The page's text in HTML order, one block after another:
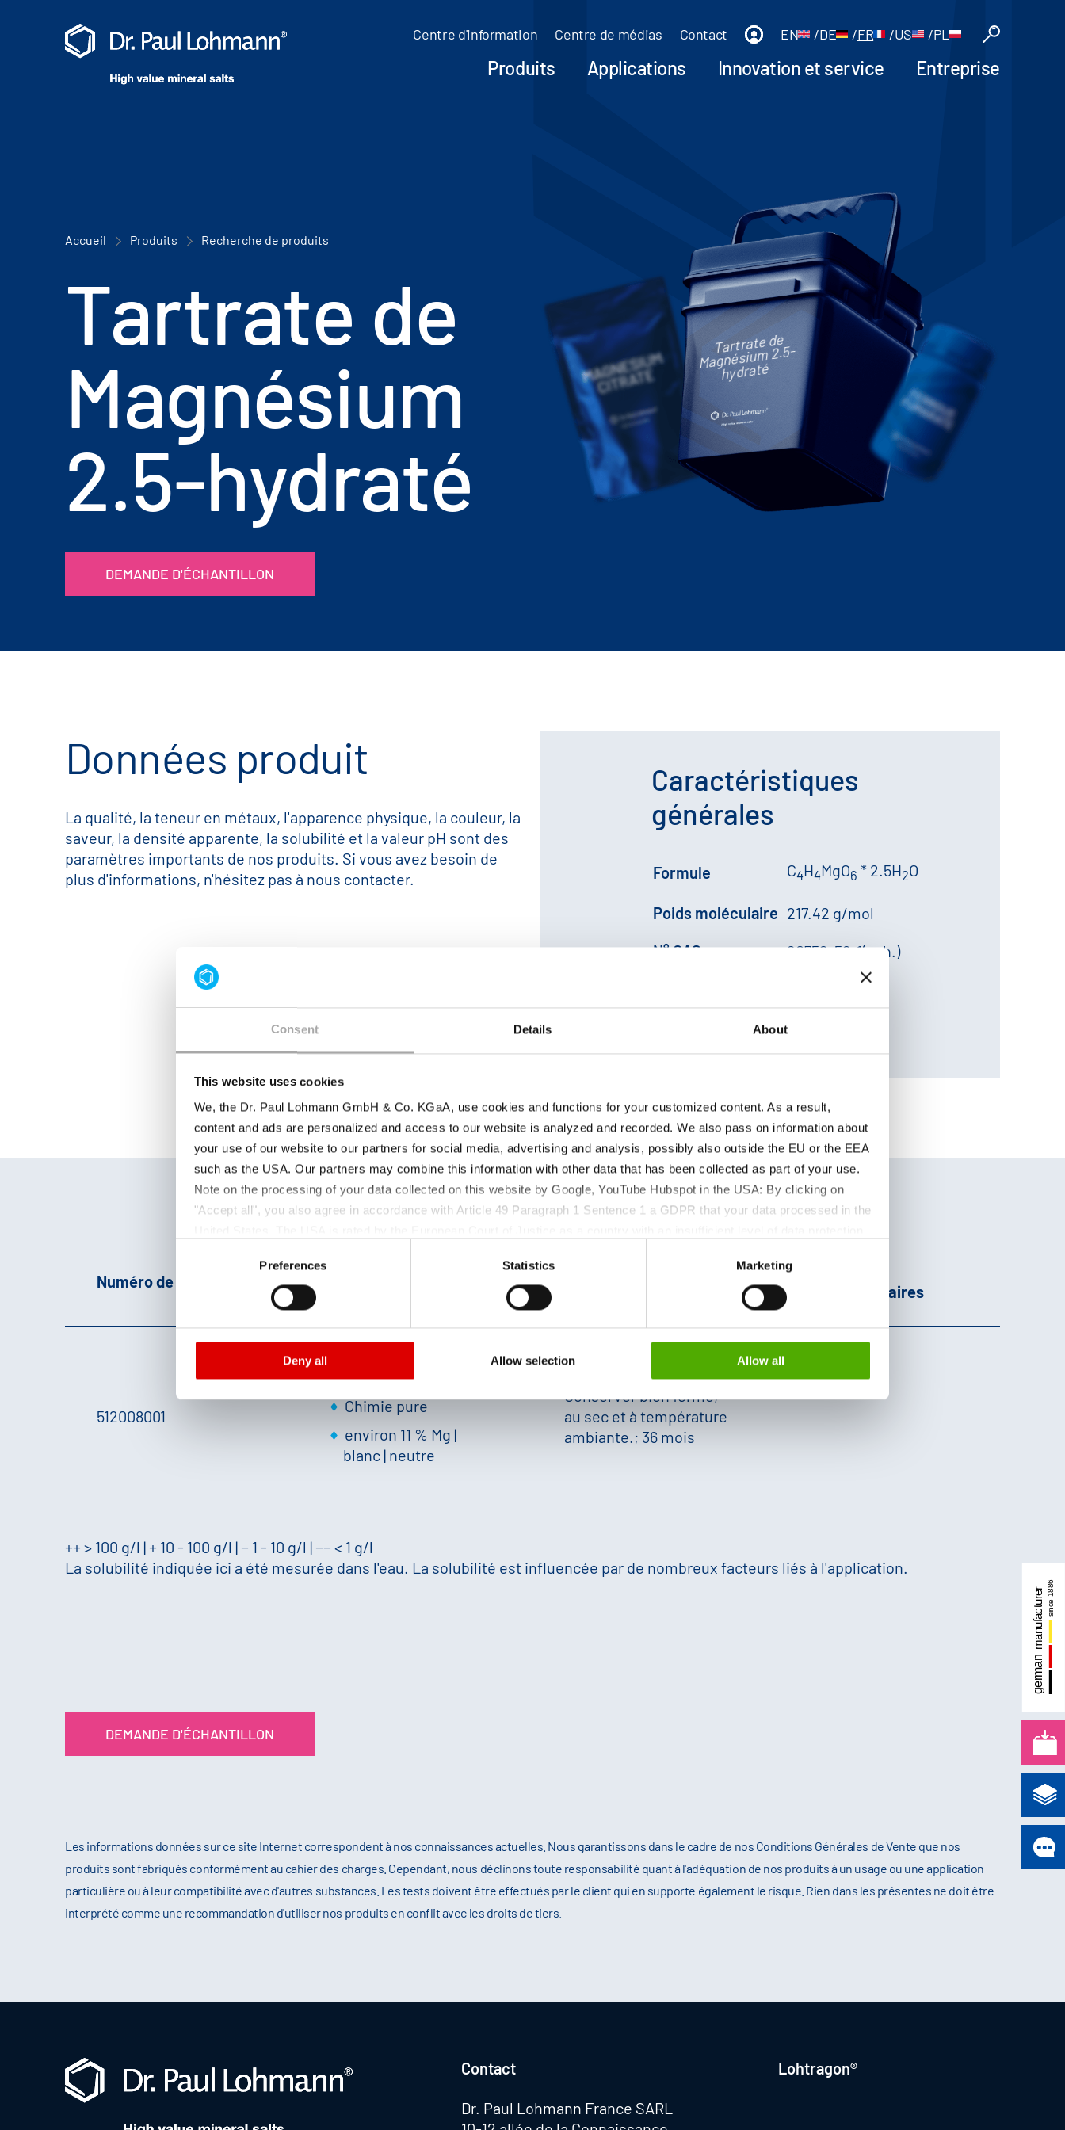
Consent Details About
This website uses cookies
We, the Dr. Paul Lohmann GmbH & Co. KGaA, use cookies and functions for your customized content. As a result,
content and ads are personalized and access to our website is analyzed and recorded. We also pass on information about
your use of our website to our partners for social media, advertising and analysis, possibly also outside the EU or the EEA
such as the USA. Our partners may combine this information with other data that has been collected as part of your use.
Note on the processing of your data collected on this website by Google, YouTube Hubspot in the USA: By clicking on
"Accept all", you also agree in accordance with Article 49 Paragraph 1 Sentence 1 a GDPR that your data processed in the
monitoring purposes, possibly without the possibility of legal remedies. You can find more information about the cookies
and functions we use in the data protection declaration and the detailed information/consent.
Privacy
Preferences Statistics Marketing
Deny all Allow selection Allow all
Centre d'information Centre de médias Contact EN /DE /FR /US /PL
Produits Applications Innovation et service Entreprise
Accueil Produits Recherche de produits
Tartrate de
Magnésium
2.5-hydraté
DEMANDE D'ÉCHANTILLON
Tartrate de
Magnésium 2.5-
hydraté
Données produit
La qualité, la teneur en métaux, l'apparence physique, la couleur, la
saveur, la densité apparente, la solubilité et la valeur pH sont des
paramètres importants de nos produits. Si vous avez besoin de
plus d'informations, n'hésitez pas à nous contacter.
Caractéristiques
générales
Formule C4H4MgO6 * 2.5H2O
Poids moléculaire 217.42 g/mol
N° CAS:
20752-56-1(anh.)
29181300
Numéro de produit
Complémentaires
512008001
poudre
Chimie pure
environ 11 % Mg |
blanc | neutre
Conserver bien fermé,
au sec et à température
ambiante.; 36 mois
++ > 100 g/l | + 10 - 100 g/l | − 1 - 10 g/l | −− < 1 g/l
La solubilité indiquée ici a été mesurée dans l'eau. La solubilité est influencée par de nombreux facteurs liés à l'application.
DEMANDE D'ÉCHANTILLON
Les informations données sur ce site Internet correspondent à nos connaissances actuelles. Nous garantissons dans le cadre de nos Conditions Générales de Vente que nos
produits sont fabriqués conformément au cahier des charges. Cependant, nous déclinons toute responsabilité quant à l'adéquation de nos produits à un usage ou une application
particulière ou à leur compatibilité avec d'autres substances. Les tests doivent être effectués par le client qui en supporte également le risque. Rien dans les présentes ne doit être
interprété comme une recommandation d'utiliser nos produits en conflit avec les droits de tiers.
Contact
Dr. Paul Lohmann France SARL
Lohtragon®